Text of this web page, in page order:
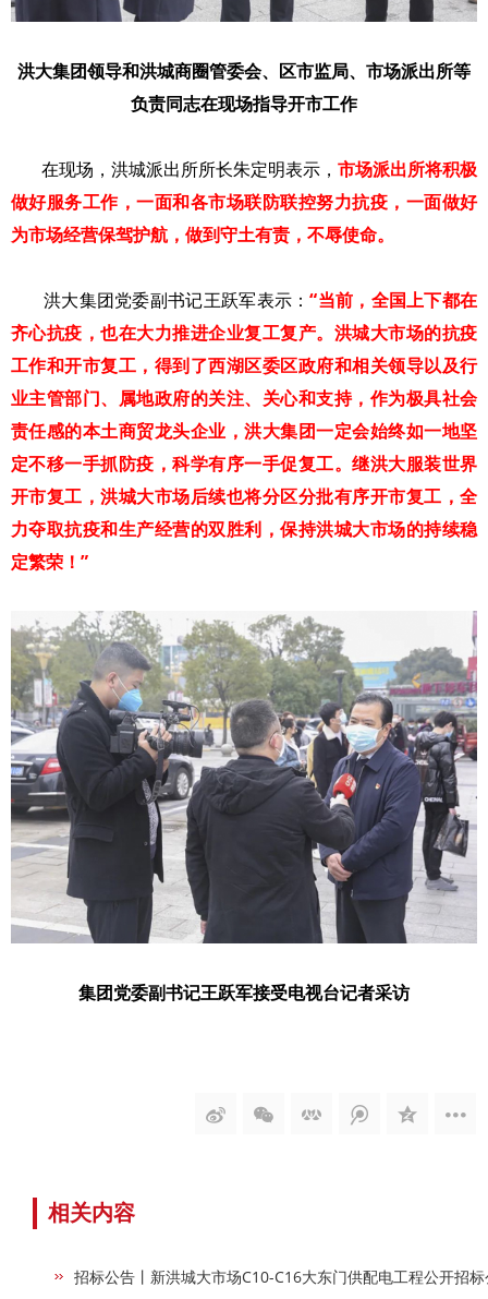
洪大集团领导和洪城商圈管委会、区市监局、市场派出所等
负责同志在现场指导开市工作
在现场，洪城派出所所长朱定明表示， 市场派出所将积极
做好服务工作，一面和各市场联防联控努力抗疫，一面做好
为市场经营保驾护航，做到守土有责，不辱使命。
洪大集团党委副书记王跃军表示：“当前，全国上下都在
齐心抗疫，也在大力推进企业复工复产。洪城大市场的抗疫
工作和开市复工，得到了西湖区委区政府和相关领导以及行
业主管部门、属地政府的关注、关心和支持，作为极具社会
责任感的本土商贸龙头企业，洪大集团一定会始终如一地坚
定不移一手抓防疫，科学有序一手促复工。继洪大服装世界
开市复工，洪城大市场后续也将分区分批有序开市复工，全
力夺取抗疫和生产经营的双胜利，保持洪城大市场的持续稳
定繁荣！”
集团党委副书记王跃军接受电视台记者采访
相关内容
招标公告丨新洪城大市场C10-C16大东门供配电工程公开招